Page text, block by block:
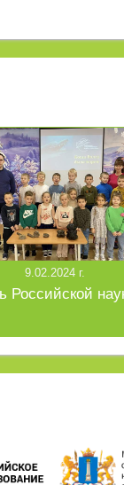
9.02.2024 г.
Российской